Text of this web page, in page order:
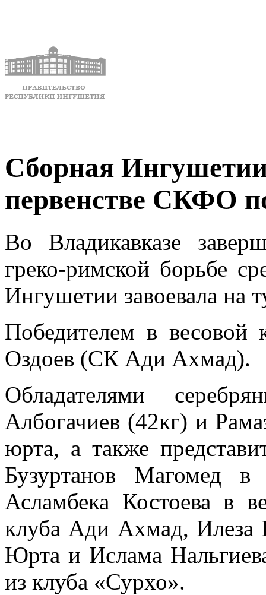
Сборная Ингушетии
первенстве СКФО
Во Владикавказе
греко-римской борьбе
Ингушетии завоевала на
Победителем в весовой
Оздоев (СК Ади Ахмад).
Обладателями
Албогачиев (42кг) и
юрта, а также
Бузуртанов Магомед
Асламбека Костоева в
клуба Ади Ахмад, Илеза
Юрта и Ислама
из клуба «Сурхо».